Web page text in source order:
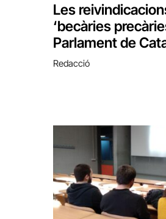
Les
‘becàries
Parlament de
Redacció